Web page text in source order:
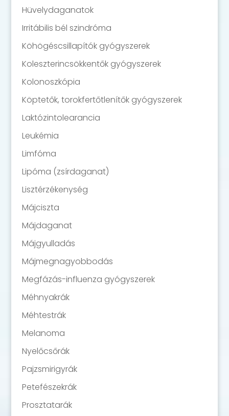
Hüvelydaganatok
Irritábilis bél szindróma
Köhögéscsillapítók gyógyszerek
Koleszterincsökkentők gyógyszerek
Kolonoszkópia
Köptetők, torokfertőtlenítők gyógyszerek
Laktózintolearancia
Leukémia
Limfóma
Lipóma (zsírdaganat)
Lisztérzékenység
Májciszta
Májdaganat
Májgyulladás
Májmegnagyobbodás
Megfázás-influenza gyógyszerek
Méhnyakrák
Méhtestrák
Melanoma
Nyelőcsőrák
Pajzsmirigyrák
Petefészekrák
Prosztatarák